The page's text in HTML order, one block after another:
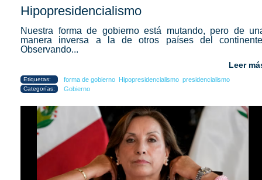
Hipopresidencialismo
Nuestra forma de gobierno está mutando, pero de
manera inversa a la de otros países del
Observando...
Leer
Etiquetas: forma de gobierno Hipopresidencialismo presidencialismo
Categorías: Gobierno